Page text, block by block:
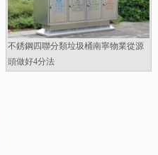
不銹鋼四聯分類垃圾桶南寧物業從源
頭做好4分法